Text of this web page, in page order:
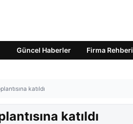
Güncel Haberler Firma Rehberi
katıldı
katıldı